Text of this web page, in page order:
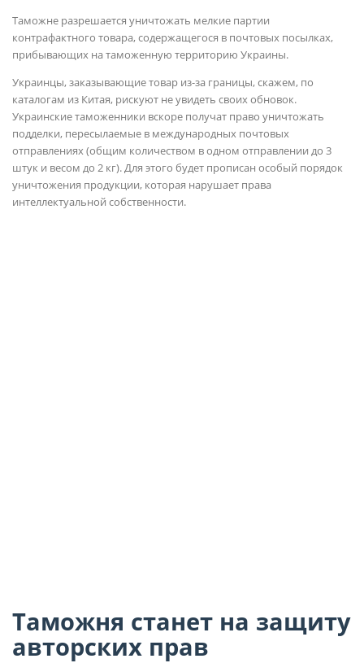
Таможне разрешается уничтожать мелкие партии
контрафактного товара, содержащегося в почтовых посылках,
прибывающих на таможенную территорию Украины.
Украинцы, заказывающие товар из-за границы, скажем, по
каталогам из Китая, рискуют не увидеть своих обновок.
Украинские таможенники вскоре получат право уничтожать
подделки, пересылаемые в международных почтовых
отправлениях (общим количеством в одном отправлении до 3
штук и весом до 2 кг). Для этого будет прописан особый порядок
уничтожения продукции, которая нарушает права
интеллектуальной собственности.
Таможня станет на защиту
авторских прав